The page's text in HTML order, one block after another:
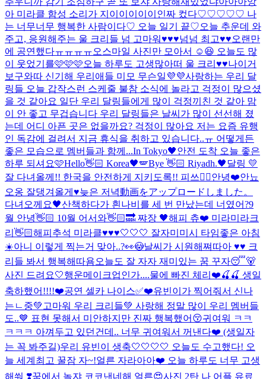
아 미라클 함성 소리가 지이이이이이인짜 컸다♡♡♡♡♡ 나
는 너무너무 행복한 사람이다♡ 오늘 일기 끝♡오늘 추운데 와
주고, 응원해주는 울 크리들 넘 고마워♥♥♥넘넘 최고♥♥오랜만
에 공연했다ㅠㅠㅠㅠ오스마일 사진만 모아서 ☺️😆 오늘도 많
이 웃었기를🩷🩷🩷오늘 하루도 고생많아떠 울 크리♥♥나이거
보구와따 신기해 우리애들 미모 무슨일💜💜사랑하는 우리 달
링들 오늘 갑작스런 스케줄 불참 소식에 놀라고 걱정이 많으셨
을 것 같아요 일단 우리 달링들에게 많이 걱정끼친 것 같아 맘
이 안 좋고 무겁습니다 우리 달링들은 날씨가 많이 선선해 졌
는데 어디 아픈 곳은 없을까요? 걱정이 많아요 저는 요즘 유행
인 독감에 걸려서 지금 휴식을 취하고 있습니다..ㅠ 어떻게든
좋은 모습으로 멤버들과 함께...In Tokyo🖤안전 도착 오늘 좋은
하루 되셔요🩷Hello👋🏻 Korea🖤🪽Bye 👋🏻 Riyadh.🖤달링 💛
잘 다녀올께!! 한국을 안전하게 지키도록!! 피쓰✌🏻안녕❤️안뇨
오옹 잘댕겨올게♥늦은 저녁動画をアップロードしました。
다녀오께요🖤산책하다가 흰나비를 세 번 만났는데 너였어?9
월 안녕👋🏻 10월 어서와👋🏻🔜 쨔장 🖤해피 츄❤️ 미라미라크
리👋🏻해피추석 미라클♥♥♥🤍🤍🤍 잘자미미시 타임좋은 아침
☀️아니 이렇게 찍는거 맞아..?👀😳날씨가 시원해쪄따아 ♥♥ 크
리들 봐서 행복해따욤오늘도 잘 자자 재미있는 꿈 꾸자😴🐻
사진 드려요🤍행운메이크업인가....물에 빠진 체리❤️🍒🍒 생일
축하했어!!!!❤️공연 셀카 나이스✅❤️유빈이가 찍어줘서 신나
는ㄴ중💚 고마워 우리 크리들💚 사랑해 정말 많이 우리 멤버들
도..💙 표현 못해서 미안하지만 진짜 행복했어😚귀여워 ㅋㅋ
ㅋㅋㅋ 아껴두고 있던건데.. 너무 귀여워서 꺼낸다❤️ (생일자
는 꼭 봐주길)우리 유빈이 생축🤍🤍🤍🤍 오늘도 수고했다! 오
늘 세계최고 꿀잠 자~!얼른 자라아아❤️ 오늘 하루도 너무 고생
해쒀 ❣️꿈에서 놀쟈 코코낸네해 얼른😍사진 2탄 나 어플 유료